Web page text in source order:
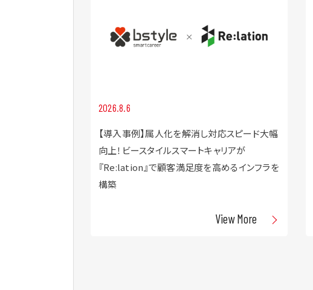
2026.8.6
【導入事例】属人化を解消し対応スピード大幅
向上！ビースタイルスマートキャリアが
『Re:lation』で顧客満足度を高めるインフラを
構築
View More